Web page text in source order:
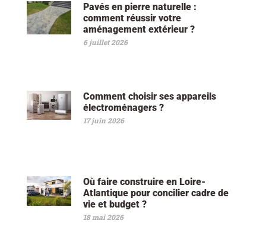
Pavés en pierre naturelle :
comment réussir votre
aménagement extérieur ?
6 juillet 2026
Comment choisir ses appareils
électroménagers ?
17 juin 2026
Où faire construire en Loire-
Atlantique pour concilier cadre de
vie et budget ?
18 mai 2026